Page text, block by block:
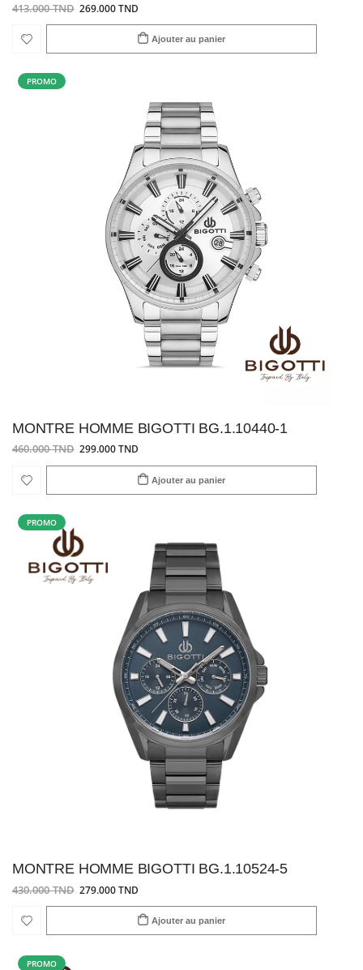
413.000 TND 269.000 TND
Ajouter au panier
PROMO
MONTRE HOMME BIGOTTI BG.1.10440-1
460.000 TND 299.000 TND
Ajouter au panier
PROMO
MONTRE HOMME BIGOTTI BG.1.10524-5
430.000 TND 279.000 TND
Ajouter au panier
PROMO